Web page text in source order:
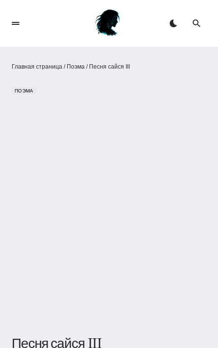
Главная страница / Поэма / Песня сайся III
ПОЭМА
Песня сайся III